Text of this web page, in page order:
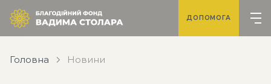
ДОПОМОГА
Головна Новини